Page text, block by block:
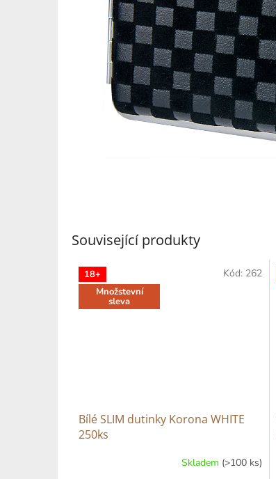
Související produkty
18+
Množstevní
sleva
Bílé SLIM dutinky Korona WHITE
250ks
Skladem (>100 ks)
Kód: 262